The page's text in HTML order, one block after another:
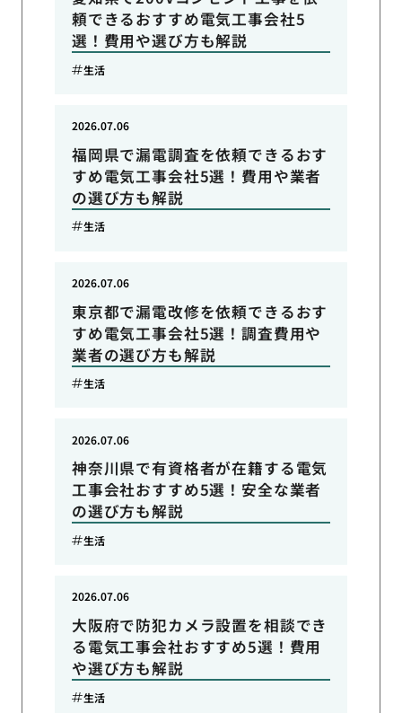
頼できるおすすめ電気工事会社5
選！費用や選び方も解説
生活
福岡県で漏電調査を依頼できるおす
すめ電気工事会社5選！費用や業者
の選び方も解説
2026.07.06
生活
東京都で漏電改修を依頼できるおす
すめ電気工事会社5選！調査費用や
業者の選び方も解説
2026.07.06
生活
神奈川県で有資格者が在籍する電気
工事会社おすすめ5選！安全な業者
の選び方も解説
2026.07.06
生活
大阪府で防犯カメラ設置を相談でき
る電気工事会社おすすめ5選！費用
や選び方も解説
2026.07.06
生活